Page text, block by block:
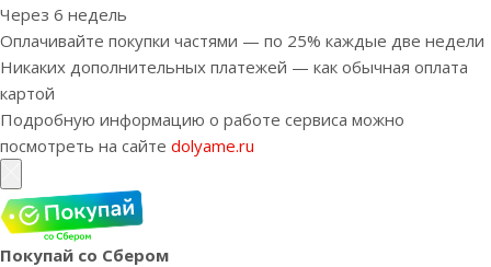
Через 6 недель
Оплачивайте покупки частями — по 25% каждые две недели
Никаких дополнительных платежей — как обычная оплата
картой
Подробную информацию о работе сервиса можно
посмотреть на сайте dolyame.ru
Покупай со Сбером